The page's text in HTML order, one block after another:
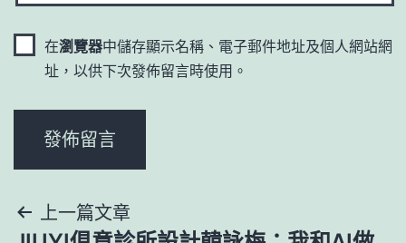
在瀏覽器中儲存顯示名稱、電子郵件地址及個人網站網
址，以供下次發佈留言時使用。
文上一篇文章